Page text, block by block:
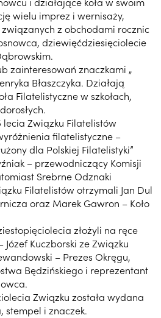
wielu imprez i wernisaży,
z obchodami rocznic
dziewięćdziesięciolecie
zainteresowań znaczkami „
Błaszczyka. Działają
Filatelistyczne w szkołach,
lecia Związku Filatelistów
filatelistyczne –
dla Polskiej Filatelistyki”
– przewodniczący Komisji
Srebrne Odznaki
Filatelistów otrzymali Jan Dul
oraz Marek Gawron – Koło
złożyli na ręce
Kuczborski ze Związku
– Prezes Okręgu,
Będzińskiego i reprezentant
Związku została wydana
stempel i znaczek.